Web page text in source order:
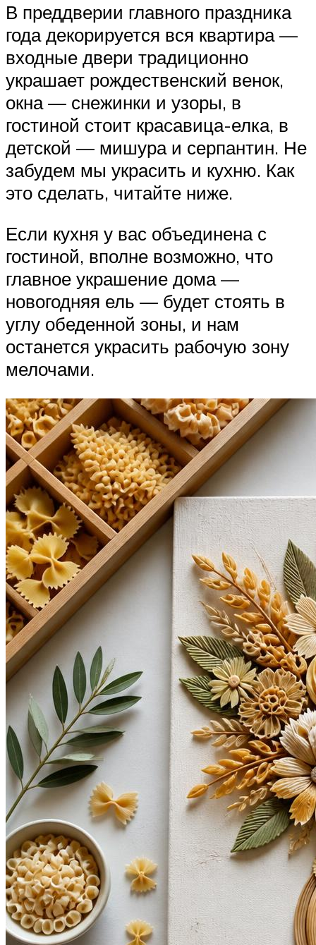
В преддверии главного праздника
года декорируется вся квартира —
входные двери традиционно
украшает рождественский венок,
окна — снежинки и узоры, в
гостиной стоит красавица-елка, в
детской — мишура и серпантин. Не
забудем мы украсить и кухню. Как
это сделать, читайте ниже.
Если кухня у вас объединена с
гостиной, вполне возможно, что
главное украшение дома —
новогодняя ель — будет стоять в
углу обеденной зоны, и нам
останется украсить рабочую зону
мелочами.